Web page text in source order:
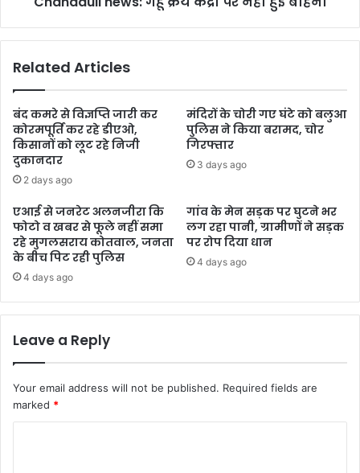
Related Articles
बंद कमरे से विज्ञप्ति जारी कर
कोरमपूर्ति कर रहे डीएओ,
किसानों को लूट रहे निजी
दुकानदार
2 days ago
मंदिरों के चोरी गए घंटे को बलुआ
पुलिस ने किया बरामद, चोर
गिरफ्तार
3 days ago
एआई से जनरेट अलनजीरा कि
फोटो व खबर से फूले नहीं समा
रहे मुगलसराय कोतवाल, जनता
के बीच पिट रही पुलिस
4 days ago
गांव के मेन सड़क पर घुटने भर
लग रहा पानी, ग्रामीणों ने सड़क
पर रोप दिया धान
4 days ago
Leave a Reply
Your email address will not be published. Required fields are
marked *